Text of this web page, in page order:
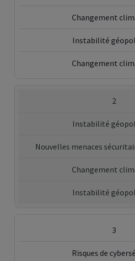
Changement
Instabilité
Changement
2
Instabilité
Nouvelles menaces
Changement
Instabilité
3
Risques de